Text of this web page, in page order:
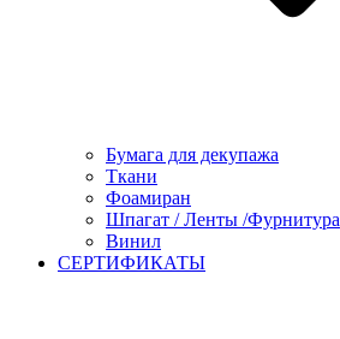
Бумага для декупажа
Ткани
Фоамиран
Шпагат / Ленты /Фурнитура
Винил
СЕРТИФИКАТЫ